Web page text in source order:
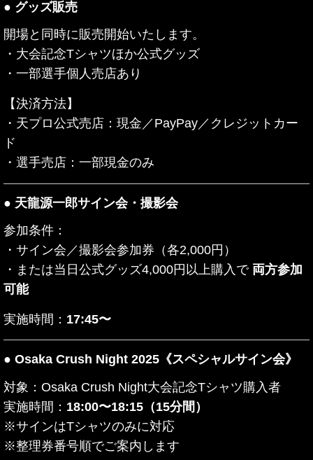
● グッズ販売
開場と同時に販売開始いたします。
・大会記念Tシャツほか公式グッズ
・一部選手個人売店あり
【決済方法】
・天プロ公式売店：現金／PayPay／クレジットカー
ド
・選手売店：一部現金のみ
● 天龍源一郎サイン会・撮影会
参加条件：
・サイン会／撮影会参加券（各2,000円）
・または当日公式グッズ4,000円以上購入で 両方参加
可能
実施時間： 17:45〜
● Osaka Crush Night 2025《スペシャルサイン会》
対象：Osaka Crush Night大会記念Tシャツ購入者
実施時間： 18:00〜18:15（15分間）
※サインはTシャツのみに対応
※整理券番号順でご案内します